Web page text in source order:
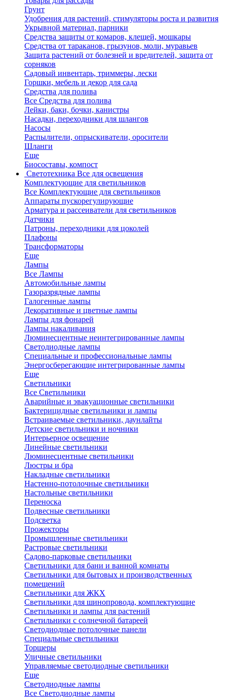
Грунт
Удобрения для растений, стимуляторы роста и развития
Укрывной материал, парники
Средства защиты от комаров, клещей, мошкары
Средства от тараканов, грызунов, моли, муравьев
Защита растений от болезней и вредителей, защита от
сорняков
Садовый инвентарь, триммеры, лески
Горшки, мебель и декор для сада
Средства для полива
Все Средства для полива
Лейки, баки, бочки, канистры
Насадки, переходники для шлангов
Насосы
Распылители, опрыскиватели, оросители
Шланги
Еще
Биосоставы, компост
Светотехника Все для освещения
Комплектующие для светильников
Все Комплектующие для светильников
Аппараты пускорегулирующие
Арматура и рассеиватели для светильников
Датчики
Патроны, переходники для цоколей
Плафоны
Трансформаторы
Еще
Лампы
Все Лампы
Автомобильные лампы
Газоразрядные лампы
Галогенные лампы
Декоративные и цветные лампы
Лампы для фонарей
Лампы накаливания
Люминесцентные неинтегрированные лампы
Светодиодные лампы
Специальные и профессиональные лампы
Энергосберегающие интегрированные лампы
Еще
Светильники
Все Светильники
Аварийные и эвакуационные светильники
Бактерицидные светильники и лампы
Встраиваемые светильники, даунлайты
Детские светильники и ночники
Интерьерное освещение
Линейные светильники
Люминесцентные светильники
Люстры и бра
Накладные светильники
Настенно-потолочные светильники
Настольные светильники
Переноска
Подвесные светильники
Подсветка
Прожекторы
Промышленные светильники
Растровые светильники
Садово-парковые светильники
Светильники для бани и ванной комнаты
Светильники для бытовых и производственных
помещений
Светильники для ЖКХ
Светильники для шинопровода, комплектующие
Светильники и лампы для растений
Светильники с солнечной батареей
Светодиодные потолочные панели
Специальные светильники
Торшеры
Уличные светильники
Управляемые светодиодные светильники
Еще
Светодиодные лампы
Все Светодиодные лампы